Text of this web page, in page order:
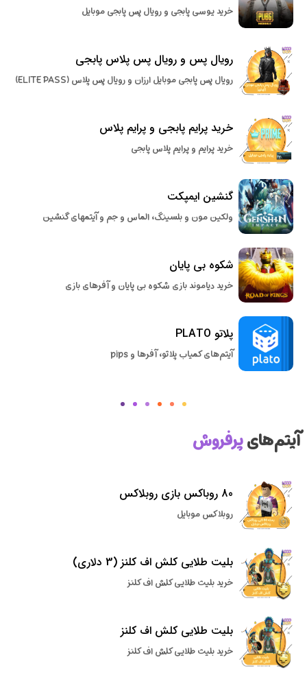
خرید یوسی پابجی و رویال پس پابجی موبایل
رویال پس و رویال پس پلاس پابجی
رویال پس پابجی موبایل ارزان و رویال پس پلاس (ELITE PASS)
خرید پرایم پابجی و پرایم پلاس
خرید پرایم و پرایم پلاس پابجی
گنشین ایمپکت
ولکین مون و بلسینگ، الماس و جم و آیتمهای گنشین
شکوه بی پایان
خرید دیاموند بازی شکوه بی پایان و آفرهای بازی
پلاتو PLATO
آیتم‌های کمیاب پلاتو، آفرها و pips
آیتم‌هایپرفروش
80 روباکس بازی روبلاکس
روبلاکس موبایل
بلیت طلایی کلش اف کلنز (3 دلاری)
خرید بلیت طلایی کلش اف کلنز
بلیت طلایی کلش اف کلنز
خرید بلیت طلایی کلش اف کلنز